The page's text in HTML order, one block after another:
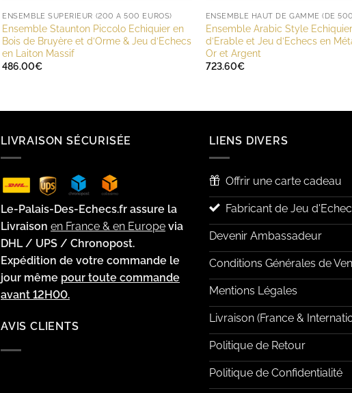
ENSEMBLE SUPÉRIEUR (200 À 500 EUROS)
Ensemble Staunton Piccolo Echiquier en
Bois de Bruyère et d’Orme & Jeu d’Echecs
en Laiton Massif
486.00€
Ensemble Arabic Style
d’Erable et Jeu d’Echecs en
Or et Argent
723.60€
LIVRAISON SÉCURISÉE
Le-Palais-Des-Echecs.fr assure la
Livraison en France & en Europe via
DHL / UPS / Chronopost.
Expédition de votre commande le
jour même pour toute commande
avant 12H00.
AVIS CLIENTS
LIENS DIVERS
Offrir une carte cadeau
Fabricant de Jeu d'Echec
Devenir Ambassadeur
Conditions Générales de
Mentions Légales
Livraison (France &
Politique de Retour
Politique de Confidentialité